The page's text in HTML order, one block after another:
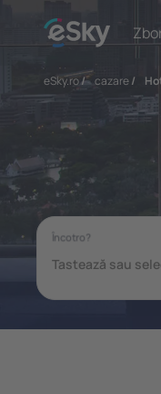
eSky.ro/ cazare/